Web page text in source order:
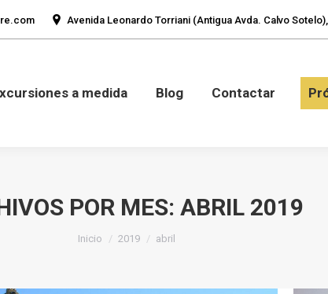
Avenida Leonardo Torriani (Antigua Avda. Calvo
a medida Blog Contactar
POR MES: ABRIL 2019
Estás aquí:
Inicio 2019 abril